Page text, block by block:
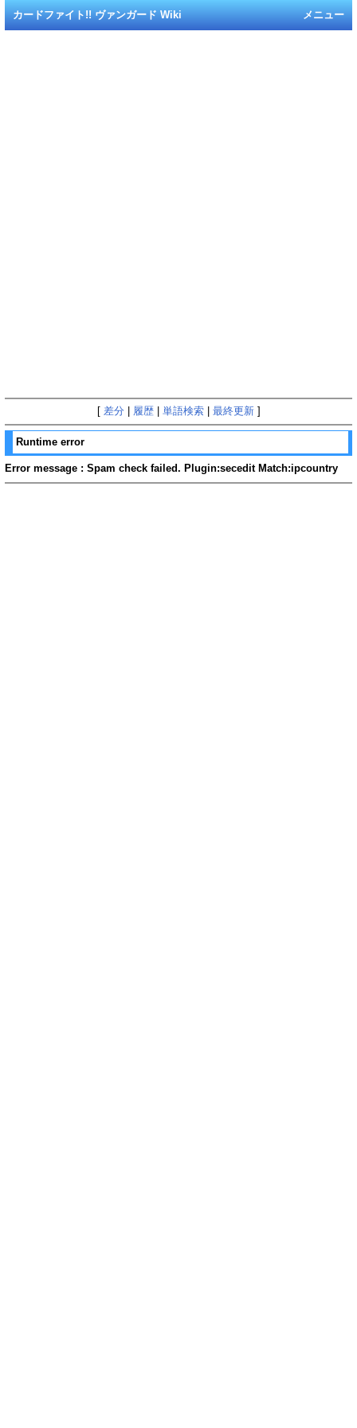
メニュー
カードファイト!! ヴァンガード Wiki
[ 差分 履歴| 単語検索| 最終更新]
Runtime error
Error message : Spam check failed. Plugin:secedit Match:ipcountry